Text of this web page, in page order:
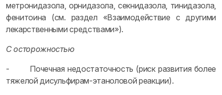
метронидазола, орнидазола, секнидазола, тинидазола,
фенитоина (см. раздел «Взаимодействие с другими
лекарственными средствами»).
С осторожностью
- Почечная недостаточность (риск развития более
тяжелой дисульфирам-этаноловой реакции).